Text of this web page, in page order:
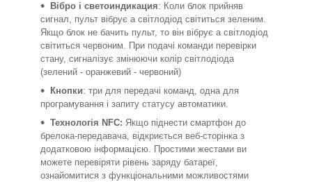
Вібро і светоиндикация: Коли блок прийняв
сигнал, пульт вібрує а світлодіод світиться зеленим.
Якщо блок не бачить пульт, то він вібрує а світлодіод
світиться червоним. При подачі команди перевірки
стану, сигналізує змінюючи колір світлодіода
(зелений - оранжевий - червоний)
Кнопки: три для передачі команд, одна для
програмування і запиту статусу автоматики.
Технологія NFC: Якщо піднести смартфон до
брелока-передавача, відкриється веб-сторінка з
додатковою інформацією. Простими жестами ви
можете перевіряти рівень заряду батареї,
ознайомитися з функціональними можливостями